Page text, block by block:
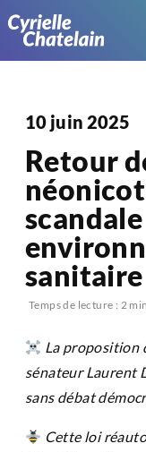
10 juin 2025
Retour
scandale
Temps de lecture : 2
La proposition
sénateur Laurent
sans débat
Cette loi